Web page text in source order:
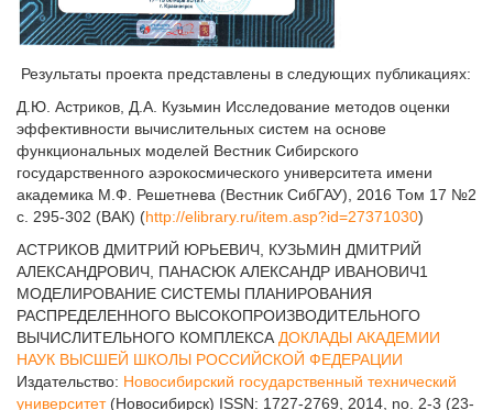
Результаты проекта представлены в следующих публикациях:
Д.Ю. Астриков, Д.А. Кузьмин Исследование методов оценки
эффективности вычислительных систем на основе
функциональных моделей Вестник Сибирского
государственного аэрокосмического университета имени
академика М.Ф. Решетнева (Вестник СибГАУ), 2016 Том 17 №2
с. 295-302 (ВАК) (http://elibrary.ru/item.asp?id=27371030)
АСТРИКОВ ДМИТРИЙ ЮРЬЕВИЧ, КУЗЬМИН ДМИТРИЙ
АЛЕКСАНДРОВИЧ, ПАНАСЮК АЛЕКСАНДР ИВАНОВИЧ1
МОДЕЛИРОВАНИЕ СИСТЕМЫ ПЛАНИРОВАНИЯ
РАСПРЕДЕЛЕННОГО ВЫСОКОПРОИЗВОДИТЕЛЬНОГО
ВЫЧИСЛИТЕЛЬНОГО КОМПЛЕКСА ДОКЛАДЫ АКАДЕМИИ
НАУК ВЫСШЕЙ ШКОЛЫ РОССИЙСКОЙ ФЕДЕРАЦИИ
Издательство: Новосибирский государственный технический
университет(Новосибирск) ISSN: 1727-2769, 2014, no. 2-3 (23-